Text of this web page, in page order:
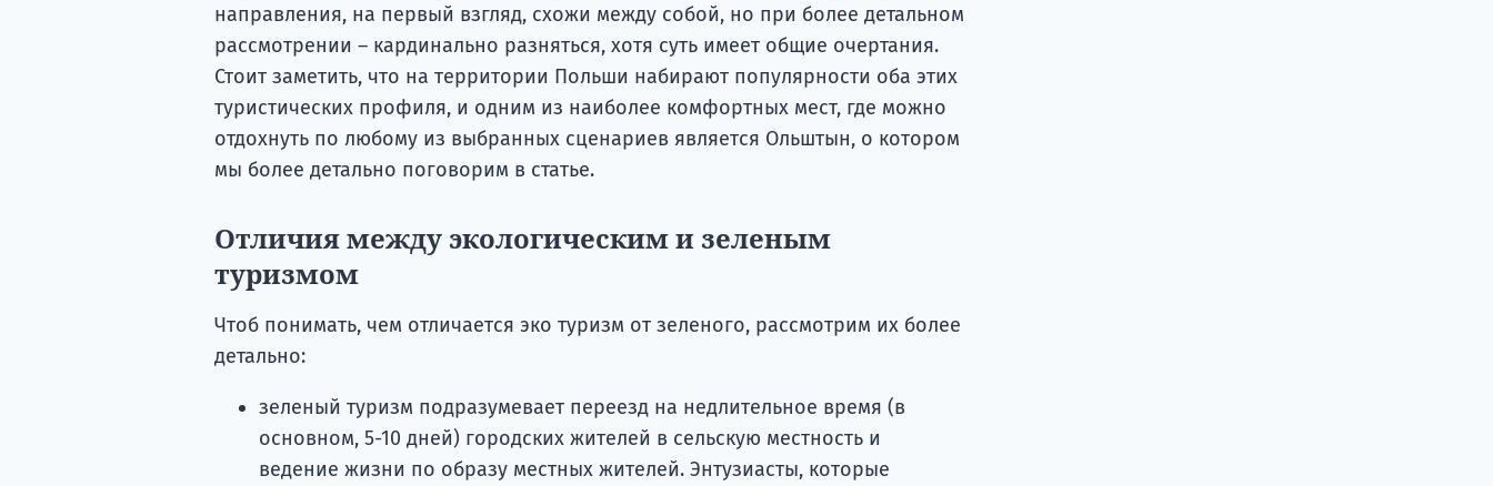
направления, на первый взгляд, схожи между собой, но при более детальном
рассмотрении – кардинально разняться, хотя суть имеет общие очертания.
Стоит заметить, что на территории Польши набирают популярности оба этих
туристических профиля, и одним из наиболее комфортных мест, где можно
отдохнуть по любому из выбранных сценариев является Ольштын, о котором
мы более детально поговорим в статье.
Отличия между экологическим и зеленым
туризмом
Чтоб понимать, чем отличается эко туризм от зеленого, рассмотрим их более
детально:
зеленый туризм подразумевает переезд на недлительное время (в
основном, 5-10 дней) городских жителей в сельскую местность и
ведение жизни по образу местных жителей. Энтузиасты, которые